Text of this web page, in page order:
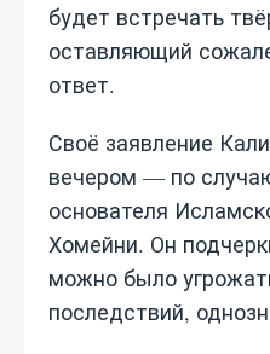
будет встречать
оставляющий
ответ.
Своё заявление
вечером — по
основателя
Хомейни. Он
можно было
последствий,